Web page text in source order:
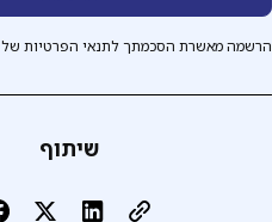
הרשמה מאשרת הסכמתך לתנאי הפרטיות של
שיתוף